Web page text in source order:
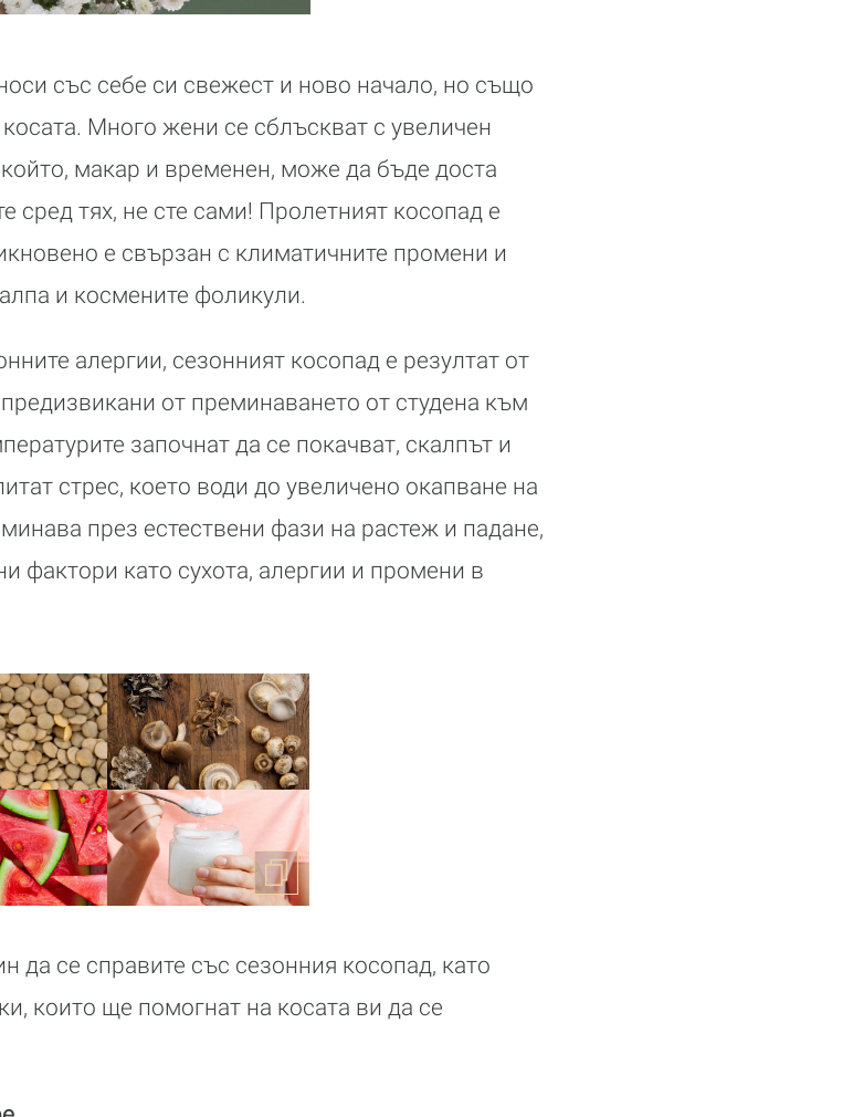
със себе си свежест и ново начало, но също
Много жени се сблъскват с увеличен
макар и временен, може да бъде доста
сред тях, не сте сами! Пролетният косопад е
е свързан с климатичните промени и
и космените фоликули.
алергии, сезонният косопад е резултат от
от преминаването от студена към
започнат да се покачват, скалпът и
стрес, което води до увеличено окапване на
през естествени фази на растеж и падане,
фактори като сухота, алергии и промени в
да се справите със сезонния косопад, като
които ще помогнат на косата ви да се